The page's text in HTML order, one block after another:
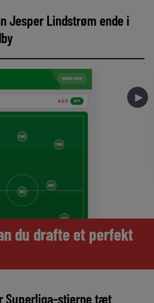
Jesper Lindstrøm ende i
►
du drafte et perfekt
Superliga-stjerne tæt